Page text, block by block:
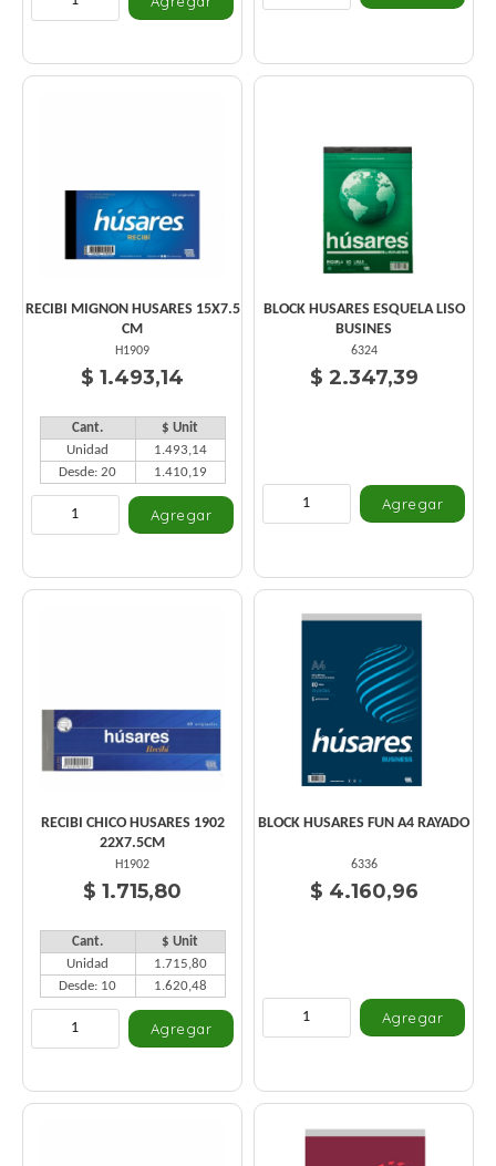
RECIBI MIGNON HUSARES 15X7.5
CM
H1909
$ 1.493,14
Cant.
$ Unit
Unidad
1.493,14
Desde: 20
1.410,19
BLOCK HUSARES ESQUELA LISO
BUSINES
6324
$ 2.347,39
RECIBI CHICO HUSARES 1902
22X7.5CM
H1902
$ 1.715,80
Cant.
$ Unit
Unidad
1.715,80
Desde: 10
1.620,48
BLOCK HUSARES FUN A4 RAYADO
6336
$ 4.160,96